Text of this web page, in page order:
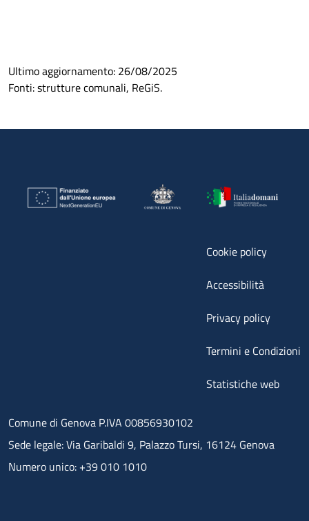
Ultimo aggiornamento: 26/08/2025
Fonti: strutture comunali, ReGiS.
Cookie policy
Accessibilità
Privacy policy
Termini e Condizioni
Statistiche web
Comune di Genova P.IVA 00856930102
Sede legale: Via Garibaldi 9, Palazzo Tursi, 16124 Genova
Numero unico: +39 010 1010